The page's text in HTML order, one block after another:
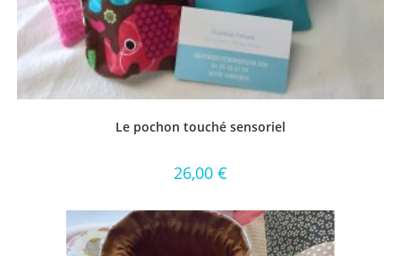
Le pochon touché sensoriel
26,00 €